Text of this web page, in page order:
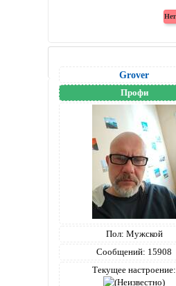
Grover
Профи
Пол: Мужской
Сообщений: 15908
Текущее настроение: